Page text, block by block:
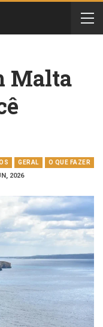
Malta
GERAL O QUE FAZER
2026